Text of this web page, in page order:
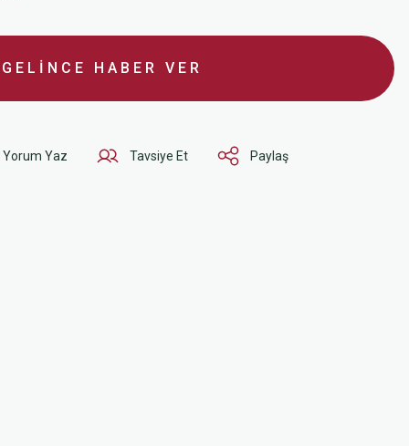
GELİNCE HABER VER
Yorum Yaz Tavsiye Et Paylaş